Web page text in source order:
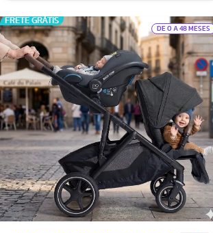
FRETE GRÁTIS
DE 0 A 48 MESES